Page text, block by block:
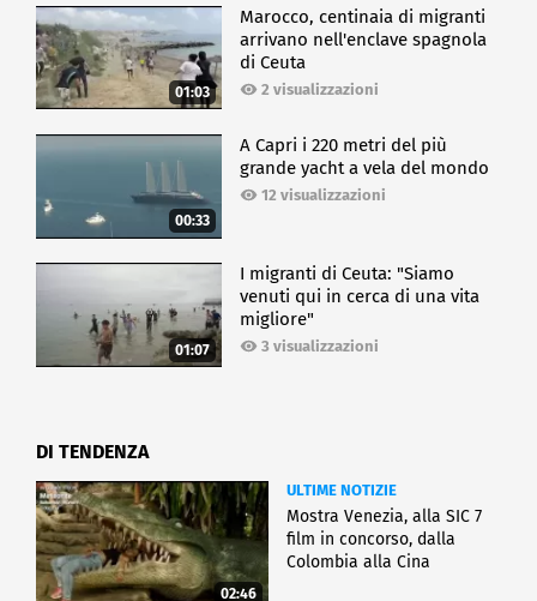
01:03
Marocco, centinaia di migranti
arrivano nell'enclave spagnola
di Ceuta
2 visualizzazioni
00:33
A Capri i 220 metri del più
grande yacht a vela del mondo
12 visualizzazioni
01:07
I migranti di Ceuta: "Siamo
venuti qui in cerca di una vita
migliore"
3 visualizzazioni
DI TENDENZA
02:46
ULTIME NOTIZIE
Mostra Venezia, alla SIC 7
film in concorso, dalla
Colombia alla Cina